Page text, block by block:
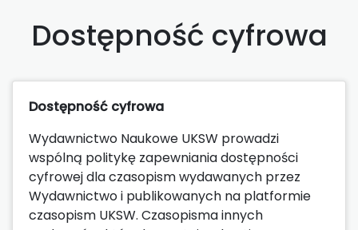
Dostępność cyfrowa
Dostępność cyfrowa
Wydawnictwo Naukowe UKSW prowadzi
wspólną politykę zapewniania dostępności
cyfrowej dla czasopism wydawanych przez
Wydawnictwo i publikowanych na platformie
czasopism UKSW. Czasopisma innych